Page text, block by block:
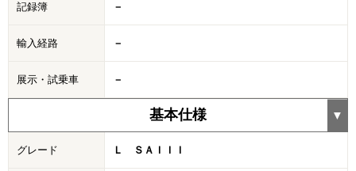
記録簿 －
輸入経路 －
展示・試乗車 －
基本仕様
グレード Ｌ ＳＡＩＩＩ